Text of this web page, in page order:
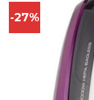
-27%